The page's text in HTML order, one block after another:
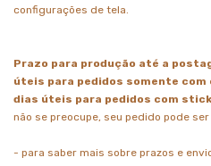
configurações de tela.
Prazo para produção até a
úteis para pedidos somente
dias úteis para pedidos com
não se preocupe, seu pedido pode
- para saber mais sobre prazos e